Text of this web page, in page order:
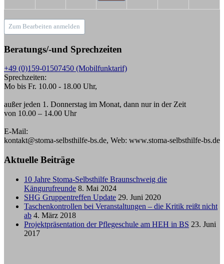
Zum Bearbeiten anmelden
Beratungs/-und Sprechzeiten
+49 (0)159-01507450 (Mobilfunktarif)
Sprechzeiten:
Mo bis Fr. 10.00 - 18.00 Uhr,
außer jeden 1. Donnerstag im Monat, dann nur in der Zeit
von 10.00 – 14.00 Uhr
E-Mail:
kontakt@stoma-selbsthilfe-bs.de, Web: www.stoma-selbsthilfe-bs.de
Aktuelle Beiträge
10 Jahre Stoma-Selbsthilfe Braunschweig die
Kängurufreunde 8. Mai 2024
SHG Gruppentreffen Update 29. Juni 2020
Taschenkontrollen bei Veranstaltungen – die Kritik reißt nicht
ab 4. März 2018
Projektpräsentation der Pflegeschule am HEH in BS 23. Juni
2017